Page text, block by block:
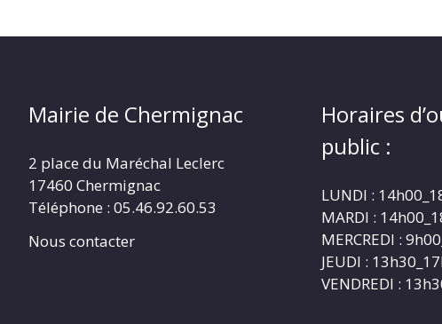
(17460)
Mairie de Chermignac
2 place du Maréchal Leclerc
17460 Chermignac
Téléphone : 05.46.92.60.53
Nous contacter
Horaires
public :
LUNDI :
MARDI :
MERCREDI :
JEUDI :
VENDREDI :